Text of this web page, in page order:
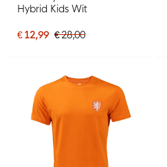
Hybrid Kids Wit
€ 12,99 € 28,00